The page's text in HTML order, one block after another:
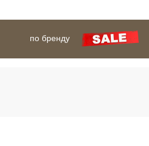
по бренду